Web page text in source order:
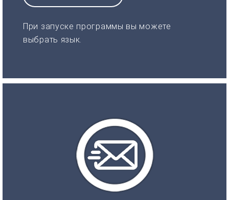
При запуске программы вы можете
выбрать язык.